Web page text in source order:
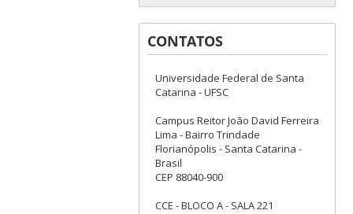
CONTATOS
Universidade Federal de Santa
Catarina - UFSC
Campus Reitor João David Ferreira
Lima - Bairro Trindade
Florianópolis - Santa Catarina -
Brasil
CEP 88040-900
CCE - BLOCO A - SALA 221